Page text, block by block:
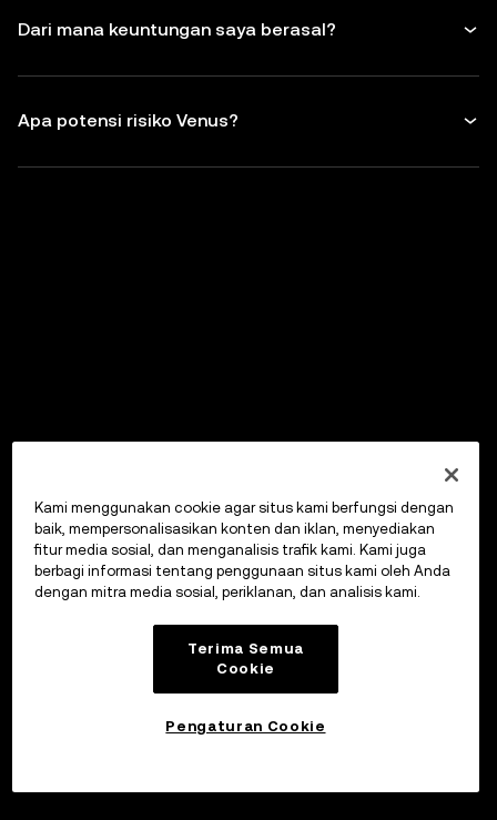
Dari mana keuntungan saya berasal?
Apa potensi risiko Venus?
Kami menggunakan cookie agar situs kami berfungsi dengan
baik, mempersonalisasikan konten dan iklan, menyediakan
fitur media sosial, dan menganalisis trafik kami. Kami juga
berbagi informasi tentang penggunaan situs kami oleh Anda
dengan mitra media sosial, periklanan, dan analisis kami.
Terima Semua
Cookie
Pengaturan Cookie